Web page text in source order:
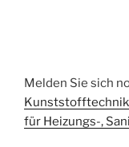
Melden Sie sich
für Heizungs-,